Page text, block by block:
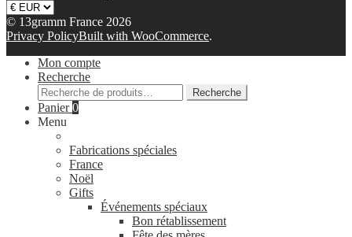
© 13gramm France 2026
Privacy PolicyBuilt with WooCommerce.
Mon compte
Recherche
Recherche
pour :
Recherche
Panier0
Menu
Fabrications spéciales
France
Noël
Gifts
Événements spéciaux
Bon rétablissement